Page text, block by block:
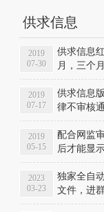
供求信息
2019
07-30
供求信息
月，三个
惠，需要置
QQ：
2019
07-17
供求信息
律不审核
2019
05-15
配合网监
后才能显
2023
03-23
独家全自
文件，进
联系管理